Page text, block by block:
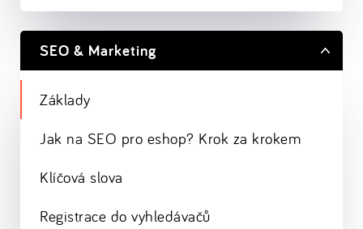
SEO & Marketing
Základy
Jak na SEO pro eshop? Krok za krokem
Klíčová slova
Registrace do vyhledávačů